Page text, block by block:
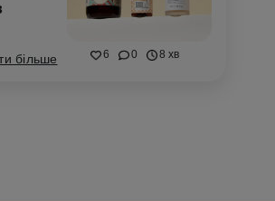
6 0 8 хв
більше